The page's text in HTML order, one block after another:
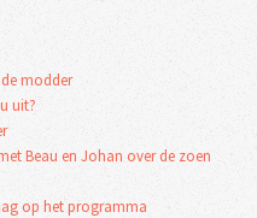
modder
uit?
Beau en Johan over de zoen
op het programma